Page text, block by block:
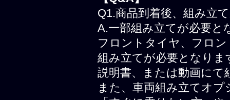
Q1.商品到着後、組み立
A.一部組み立てが必要と
フロントタイヤ、フロ
組み立てが必要となりま
説明書、または動画にて
また、車両組み立てオ